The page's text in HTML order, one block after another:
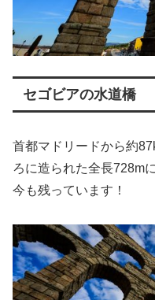
セゴビアの水道橋
首都マドリードから約
ろに造られた全長728m
今も残っています！